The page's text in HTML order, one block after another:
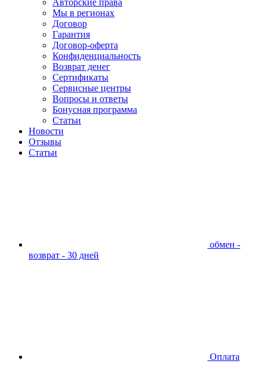
Авторские права
Мы в регионах
Договор
Гарантия
Договор-оферта
Конфиденциальность
Возврат денег
Сертификаты
Сервисные центры
Вопросы и ответы
Бонусная программа
Статьи
Новости
Отзывы
Статьи
обмен -
возврат - 30 дней
Оплата